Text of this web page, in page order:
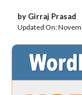
by Girraj Prasad
Updated On: